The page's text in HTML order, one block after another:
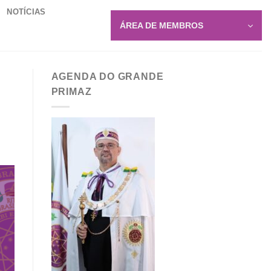
NOTÍCIAS
ÁREA DE MEMBROS
AGENDA DO GRANDE
PRIMAZ